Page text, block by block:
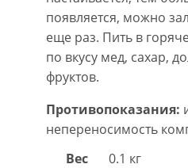
появляется, можно
еще раз. Пить в
по вкусу мед, сахар,
фруктов.
Противопоказания:
непереносимость
Вес
0.1 кг